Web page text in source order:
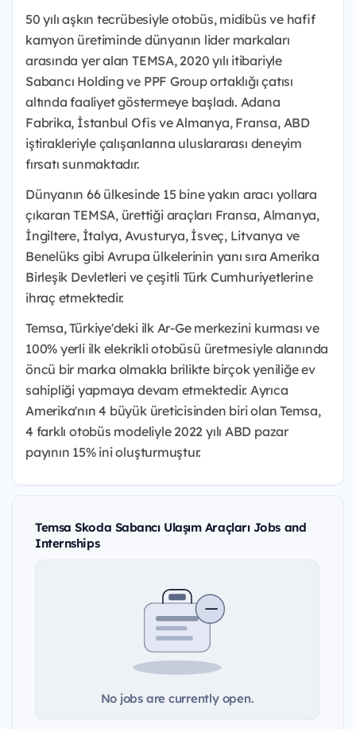
50 yılı aşkın tecrübesiyle otobüs, midibüs ve hafif
kamyon üretiminde dünyanın lider markaları
arasında yer alan TEMSA, 2020 yılı itibariyle
Sabancı Holding ve PPF Group ortaklığı çatısı
altında faaliyet göstermeye başladı. Adana
Fabrika, İstanbul Ofis ve Almanya, Fransa, ABD
iştirakleriyle çalışanlarına uluslararası deneyim
fırsatı sunmaktadır.
Dünyanın 66 ülkesinde 15 bine yakın aracı yollara
çıkaran TEMSA, ürettiği araçları Fransa, Almanya,
İngiltere, İtalya, Avusturya, İsveç, Litvanya ve
Benelüks gibi Avrupa ülkelerinin yanı sıra Amerika
Birleşik Devletleri ve çeşitli Türk Cumhuriyetlerine
ihraç etmektedir.
Temsa, Türkiye'deki ilk Ar-Ge merkezini kurması ve
100% yerli ilk elekrikli otobüsü üretmesiyle alanında
öncü bir marka olmakla brilikte birçok yeniliğe ev
sahipliği yapmaya devam etmektedir. Ayrıca
Amerika'nın 4 büyük üreticisinden biri olan Temsa,
4 farklı otobüs modeliyle 2022 yılı ABD pazar
payının 15% ini oluşturmuştur.
Temsa Skoda Sabancı Ulaşım Araçları Jobs and
Internships
No jobs are currently open.